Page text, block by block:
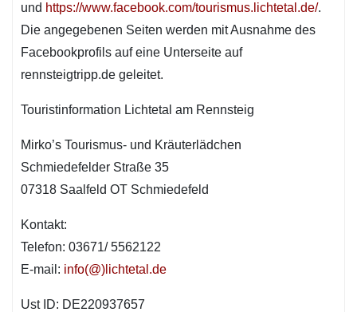
und https://www.facebook.com/tourismus.lichtetal.de/.
Die angegebenen Seiten werden mit Ausnahme des
Facebookprofils auf eine Unterseite auf
rennsteigtripp.de geleitet.
Touristinformation Lichtetal am Rennsteig
Mirko’s Tourismus- und Kräuterlädchen
Schmiedefelder Straße 35
07318 Saalfeld OT Schmiedefeld
Kontakt:
Telefon: 03671/ 5562122
E-mail: info(@)lichtetal.de
Ust ID: DE220937657